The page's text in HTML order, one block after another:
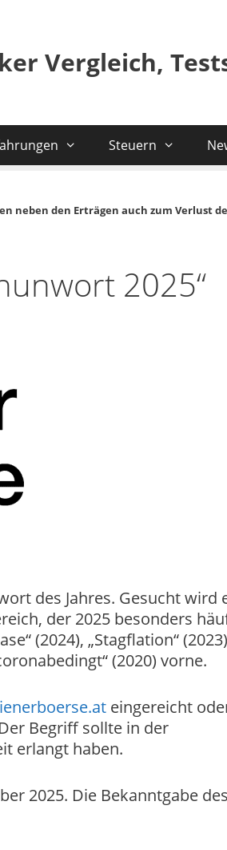
Vergleich,
Steuern
neben den Erträgen auch zum Verlust
2025“
des Jahres. Gesucht wird
der 2025 besonders
(2024), „Stagflation“
(2020) vorne.
eingereicht
Begriff sollte in der
erlangt haben.
2025. Die Bekanntgabe des